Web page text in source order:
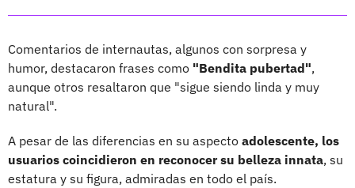
Comentarios de internautas, algunos con sorpresa y
humor, destacaron frases como "Bendita pubertad",
aunque otros resaltaron que "sigue siendo linda y muy
natural".
A pesar de las diferencias en su aspecto adolescente, los
usuarios coincidieron en reconocer su belleza innata, su
estatura y su figura, admiradas en todo el país.